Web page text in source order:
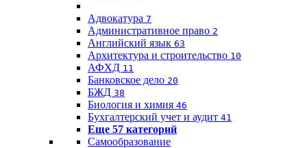
Адвокатура 7
Административное право 2
Английский язык 63
Архитектура и строительство 10
АФХД 11
Банковское дело 20
БЖД 38
Биология и химия 46
Бухгалтерский учет и аудит 41
Еще 57 категорий
Самообразование